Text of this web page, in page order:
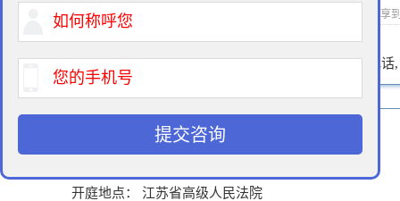
2015-02-24 16:30 作者：拆迁律师 浏览次数： 次 分享
免费法律咨询热线:400-900-9881 请输入您的电话
案 由： 诉征收决定
开庭地点： 江苏省高级人民法院
提交咨询